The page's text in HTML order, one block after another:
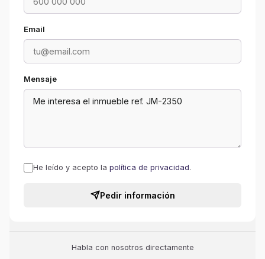
Email
Mensaje
He leído y acepto la política de privacidad.
Pedir información
Habla con nosotros directamente